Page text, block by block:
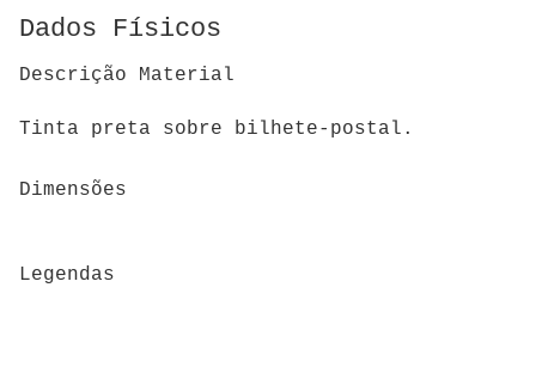
Dados Físicos
Descrição Material
Tinta preta sobre bilhete-postal.
Dimensões
Legendas